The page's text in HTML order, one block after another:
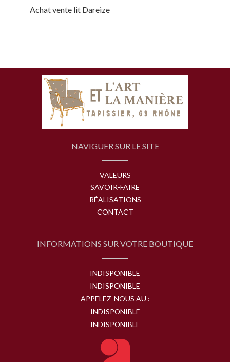
Achat vente lit Dareize
NAVIGUER SUR LE SITE
VALEURS
SAVOIR-FAIRE
RÉALISATIONS
CONTACT
INFORMATIONS SUR VOTRE BOUTIQUE
INDISPONIBLE
INDISPONIBLE
APPELEZ-NOUS AU :
INDISPONIBLE
INDISPONIBLE